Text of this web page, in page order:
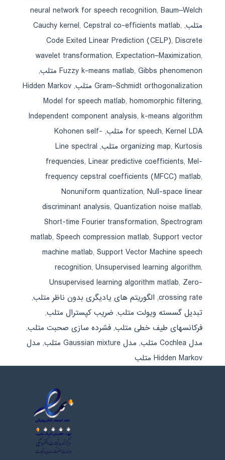
neural network for speech recognition,Baum–Welch
متلب,
Cauchy kernel,Cepstral co-efficients matlab,
Code Exited Linear Prediction (CELP),Discrete
wavelet transformation,Expectation–Maximization,
Fuzzy k-means matlab,Gibbs phenomenon متلب
,
Gram–Schmidt orthogonalization متلب
,
Hidden Markov
Model for speech matlab,homomorphic filtering,
Independent component analysis,k-means algorithm
for speech,Kernel LDA متلب ,
Kohonen self-
organizing map,Kurtosis متلب ,
Line spectral
frequencies,Linear predictive coefficients,Mel-
frequency cepstral coefficients (MFCC) matlab,
Nonuniform quantization,Null-space linear
discriminant analysis,Quantization noise matlab,
Short-time Fourier transformation,Spectrogram
matlab,Speech compression matlab,Support vector
machine matlab,Support Vector Machine speech
recognition,Unsupervised learning algorithm,
Unsupervised learning algorithm matlab, Zero-
crossing rate
, الگوریتم های یادیگری بدون ناظر متلب,
تبدیل گسسته ویولت متلب, ضریب کپسترال متلب,
فرکانسهای طیف خطی متلب, فشرده سازی صحبت متلب,
مدل Cochlea متلب
, مدل Gaussian mixture متلب , مدل
Hidden Markov متلب